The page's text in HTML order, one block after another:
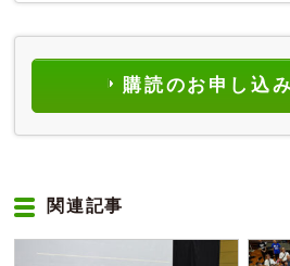
購読のお申し込
関連記事